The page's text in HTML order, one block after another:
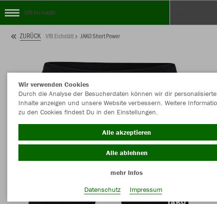
VfB Eichstätt
ZURÜCK VfB Eichstätt JAKO Short Power
Wir verwenden Cookies
Durch die Analyse der Besucherdaten können wir dir personalisierte
Inhalte anzeigen und unsere Website verbessern. Weitere
zu den Cookies findest Du in den Einstellungen.
Alle akzeptieren
Alle ablehnen
mehr Infos
Datenschutz
Impressum